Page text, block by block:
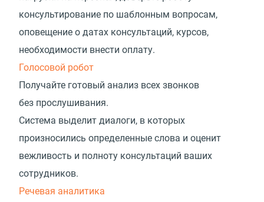
консультирование по шаблонным вопросам,
оповещение о датах консультаций, курсов,
необходимости внести оплату.
Голосовой робот
Получайте готовый анализ всех звонков
без прослушивания.
Система выделит диалоги, в которых
произносились определенные слова и оценит
вежливость и полноту консультаций ваших
сотрудников.
Речевая аналитика